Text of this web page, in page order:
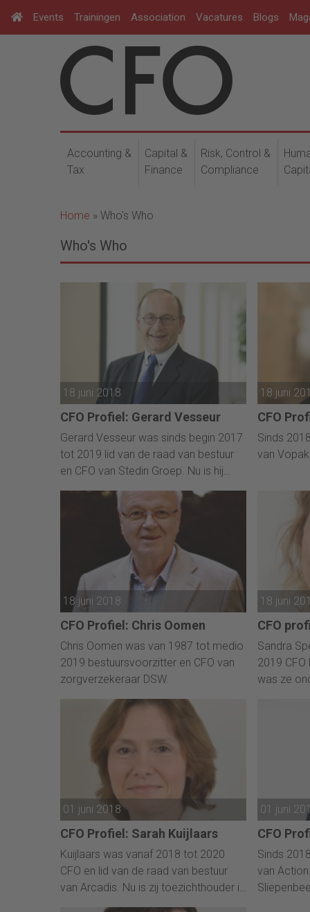
Events Trainingen Association Vacatures Blogs
Accounting &
Tax
Capital &
Finance
Risk, Control &
Compliance
Home » Who's Who
Who's Who
18 juni 2018
CFO Profiel: Gerard Vesseur
Gerard Vesseur was sinds begin 2017
tot 2019 lid van de raad van bestuur
en CFO van Stedin Groep. Nu is hij
werkzaam als voorzitter van Stichting
de Reisbeweging en bestuurslid bij
Oikocredit Nederland.
18 juni
CFO
Sinds
van Vopak.
18 juni 2018
CFO Profiel: Chris Oomen
Chris Oomen was van 1987 tot medio
2019 bestuursvoorzitter en CFO van
zorgverzekeraar DSW.
18 juni
CFO
Sandra
2019
was ze
Centraal
bekleedt
Directeur
01 juni 2018
CFO Profiel: Sarah Kuijlaars
Kuijlaars was vanaf 2018 tot 2020
CFO en lid van de raad van bestuur
van Arcadis. Nu is zij toezichthouder in
het bestuur van Aggreko, een grote
01 juni
CFO
Sinds
van